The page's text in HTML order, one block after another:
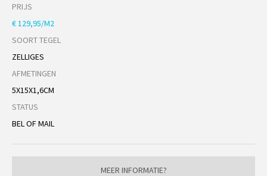
PRIJS
€ 129,95/M2
SOORT TEGEL
ZELLIGES
AFMETINGEN
5X15X1,6CM
STATUS
BEL OF MAIL
MEER INFORMATIE?